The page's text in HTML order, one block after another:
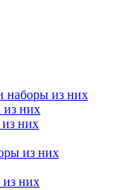
наборы из них
них
них
из них
из них